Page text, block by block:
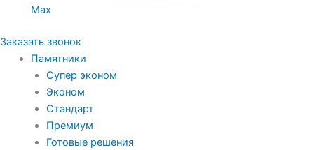
Max
Заказать звонок
Памятники
Супер эконом
Эконом
Стандарт
Премиум
Готовые решения